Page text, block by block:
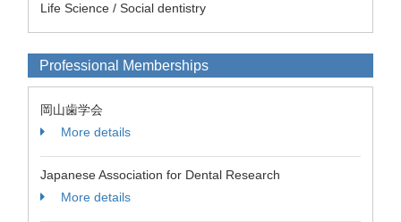
Life Science / Social dentistry
Professional Memberships
岡山歯学会
More details
Japanese Association for Dental Research
More details